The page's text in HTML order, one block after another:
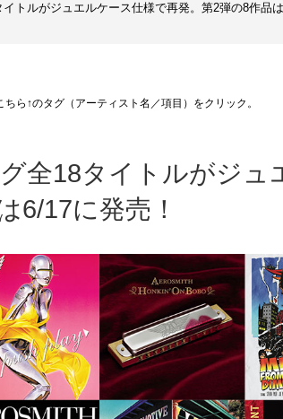
トルがジュエルケース仕様で再発。第2弾の8作品
ら↑のタグ（アーティスト名／項目）をクリック。
全18タイトルがジュ
6/17に発売！